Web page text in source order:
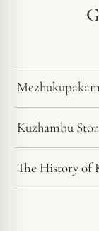
Kuzhambu
The History of